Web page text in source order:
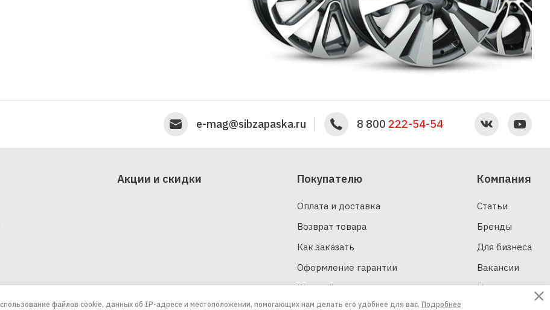
e-mag@sibzapaska.ru 8 800 222-54-54
Акции и скидки Покупателю
Оплата и доставка
Возврат товара
Как заказать
Оформление гарантии
Шинный калькулятор
Компания
Статьи
Бренды
Для бизнеса
Вакансии
Контакты
файлов cookie, данных об IP-адресе и местоположении, помогающих нам делать его удобнее для вас. Подробнее